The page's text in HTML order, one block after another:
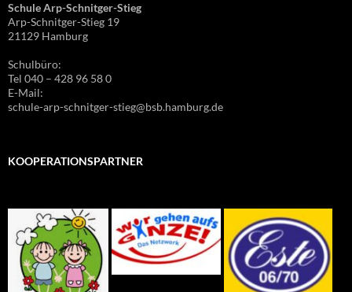
Schule Arp-Schnitger-Stieg
Arp-Schnitger-Stieg 19
21129 Hamburg
Schulbüro:
Tel 040 – 428 96 58 0
E-Mail:
schule-arp-schnitger-stieg@bsb.hamburg.de
KOOPERATIONSPARTNER